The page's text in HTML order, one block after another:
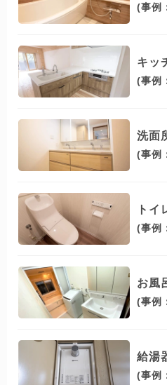
(事例
キッ
(事例
洗面
(事例
トイ
(事例
お風
(事例
給湯
(事例